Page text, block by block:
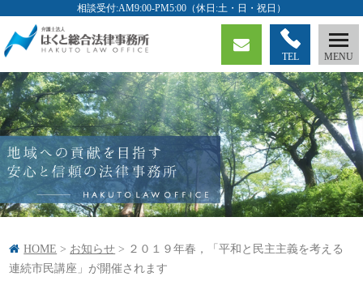
TEL
HOME > お知らせ > ２０１９年春，「平和と民主主義を考える
連続市民講座」が開催されます